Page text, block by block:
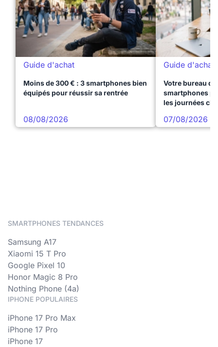
Guide d'achat
Moins de 300 € : 3 smartphones bien
équipés pour réussir sa rentrée
08/08/2026
Guide d'achat
Votre bureau
smartphones
les journées
07/08/2026
SMARTPHONES TENDANCES
Samsung A17
Xiaomi 15 T Pro
Google Pixel 10
Honor Magic 8 Pro
Nothing Phone (4a)
IPHONE POPULAIRES
iPhone 17 Pro Max
iPhone 17 Pro
iPhone 17